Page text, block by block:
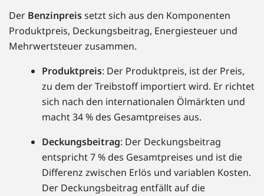
Der Benzinpreissetzt sich aus den Komponenten
Produktpreis, Deckungsbeitrag, Energiesteuer und
Mehrwertsteuer zusammen.
Produktpreis: Der Produktpreis, ist der Preis,
zu dem der Treibstoff importiert wird. Er richtet
sich nach den internationalen Ölmärkten und
macht 34 % des Gesamtpreises aus.
Deckungsbeitrag: Der Deckungsbeitrag
entspricht 7 % des Gesamtpreises und ist die
Differenz zwischen Erlös und variablen Kosten.
Der Deckungsbeitrag entfällt auf die